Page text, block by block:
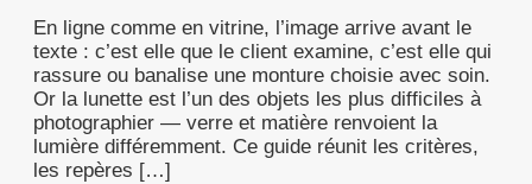
En ligne comme en vitrine, l’image arrive avant le
texte : c’est elle que le client examine, c’est elle qui
rassure ou banalise une monture choisie avec soin.
Or la lunette est l’un des objets les plus difficiles à
photographier — verre et matière renvoient la
lumière différemment. Ce guide réunit les critères,
les repères […]